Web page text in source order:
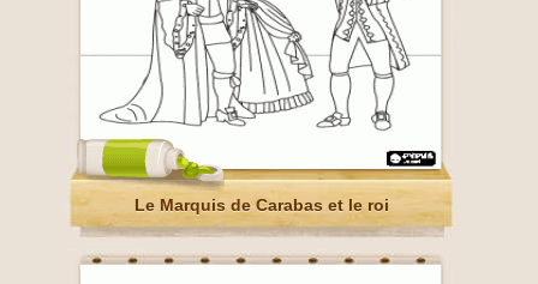
Le Marquis de Carabas et le roi